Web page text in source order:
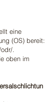
eine
(OS) bereit:
.
oben im